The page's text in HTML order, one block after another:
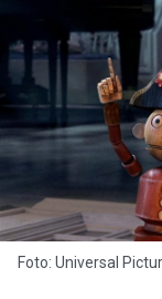
Foto: Universal